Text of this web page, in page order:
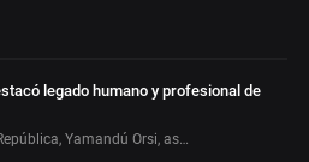
legado humano y profesional de
Yamandú Orsi, as…